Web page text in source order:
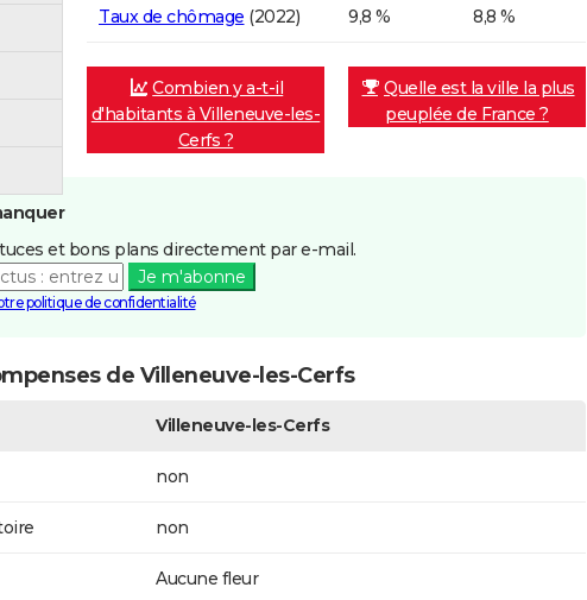
Taux de chômage (2022) 9,8 % 8,8 %
Combien y a-t-il
d'habitants à Villeneuve-les-
Cerfs ?
Quelle est la ville la plus
peuplée de France ?
et bons plans directement par e-mail.
Je m'abonne
politique de confidentialité
de Villeneuve-les-Cerfs
Villeneuve-les-Cerfs
non
non
Aucune fleur